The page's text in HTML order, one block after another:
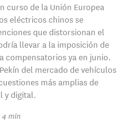
curso de la Unión Europea
eléctricos chinos se
que distorsionan el
llevar a la imposición de
compensatorios ya en junio.
del mercado de vehículos
más amplias de
y digital.
min